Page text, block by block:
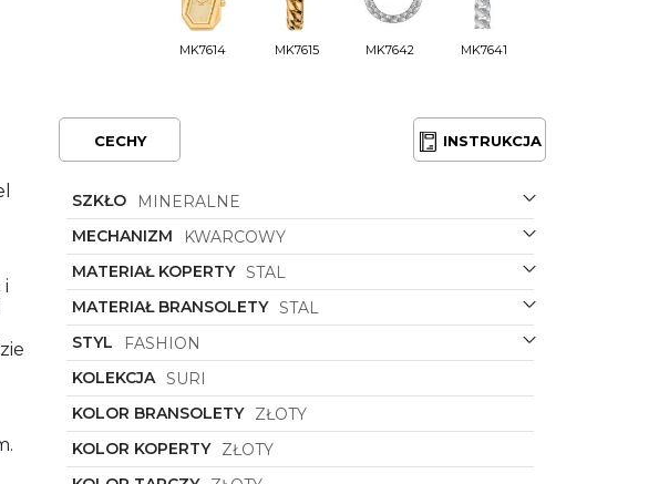
MK7614 MK7615 MK7642 MK7641
i
CECHY INSTRUKCJA
SZKŁO
MINERALNE
MECHANIZM
KWARCOWY
MATERIAŁ KOPERTY STAL
MATERIAŁ BRANSOLETY STAL
STYL
FASHION
KOLEKCJA SURI
KOLOR BRANSOLETY
ZŁOTY
KOLOR KOPERTY
ZŁOTY